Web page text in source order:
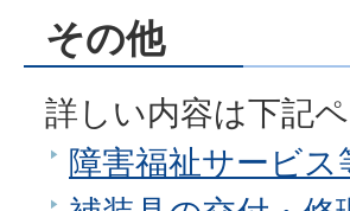
その他
詳しい内容は下記
障害福祉サービス